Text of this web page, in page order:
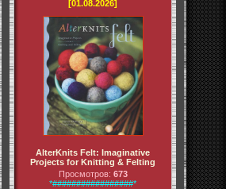
[01.08.2026]
AlterKnits Felt: Imaginative
Projects for Knitting & Felting
Просмотров: 673
*#################*